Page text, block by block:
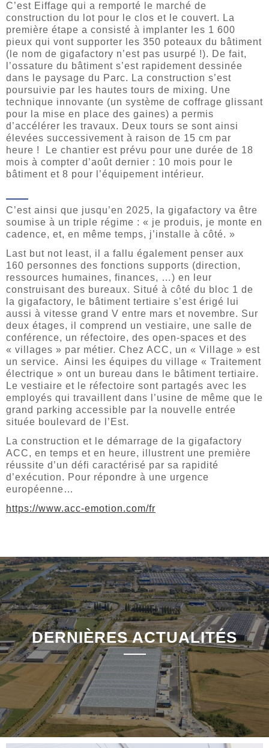
C’est Eiffage qui a remporté le marché de
construction du lot pour le clos et le couvert. La
première étape a consisté à implanter les 1 600
pieux qui vont supporter les 350 poteaux du bâtiment
(le nom de gigafactory n’est pas usurpé !). De fait,
l’ossature du bâtiment s’est rapidement dessinée
dans le paysage du Parc. La construction s’est
poursuivie par les hautes tours de mixing. Une
technique innovante (un système de coffrage glissant
pour la mise en place des gaines) a permis
d’accélérer les travaux. Deux tours se sont ainsi
élevées successivement à raison de 15 cm par
heure ! Le chantier est prévu pour une durée de 18
mois à compter d’août dernier : 10 mois pour le
bâtiment et 8 pour l’équipement intérieur.
C’est ainsi que jusqu’en 2025, la gigafactory va être
soumise à un triple régime : « je produis, je monte en
cadence, et, en même temps, j’installe à côté. »
Last but not least, il a fallu également penser aux
160 personnes des fonctions supports (direction,
ressources humaines, finances, …) en leur
construisant des bureaux. Situé à côté du bloc 1 de
la gigafactory, le bâtiment tertiaire s’est érigé lui
aussi à vitesse grand V entre mars et novembre. Sur
deux étages, il comprend un vestiaire, une salle de
conférence, un réfectoire, des open-spaces et des
« villages » par métier. Chez ACC, un « Village » est
un service. Ainsi les équipes du village « Traitement
électrique » ont un bureau dans le bâtiment tertiaire.
Le vestiaire et le réfectoire sont partagés avec les
employés qui travaillent dans l’usine de même que le
grand parking accessible par la nouvelle entrée
située boulevard de l’Est.
La construction et le démarrage de la gigafactory
ACC, en temps et en heure, illustrent une première
réussite d’un défi caractérisé par sa rapidité
d’exécution. Pour répondre à une urgence
européenne…
https://www.acc-emotion.com/fr
DERNIÈRES ACTUALITÉS